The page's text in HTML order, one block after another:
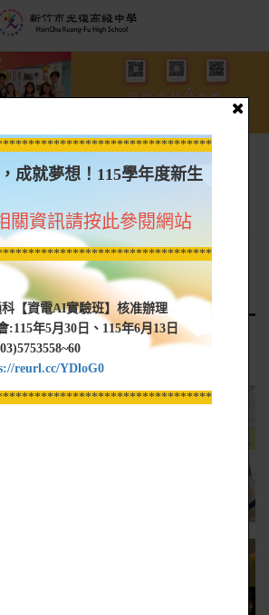
動花絮
活動花絮-時尚
聖誕節彩繪造型活動
尚
飯店聖誕節彩繪造型活動
成就夢想！115學年度新生
關資訊請按此參閱網站
科【資電AI實驗班】核准辦理
:115年5月30日、115年6月13日
reurl.cc/YDloG0